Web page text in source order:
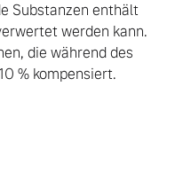
Substanzen enthält
werden kann.
die während des
% kompensiert.